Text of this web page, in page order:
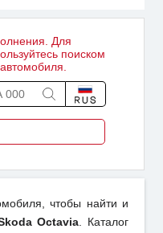
Для
поиском
чтобы найти и
Octavia. Каталог